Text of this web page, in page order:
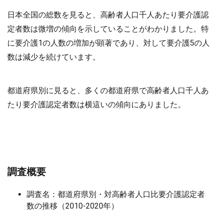
日本全国の総数を見ると、高齢者人口千人あたり要介護認
定者数は微増の傾向を示していることがわかりました。特
に要介護1の人数の増加が顕著であり、対して要介護5の人
数は減少を続けています。
都道府県別に見ると、多くの都道府県で高齢者人口千人あ
たり要介護認定者数は横這いの傾向にありました。
調査概要
調査名：都道府県別・対高齢者人口比要介護認定者
数の推移（2010-2020年）